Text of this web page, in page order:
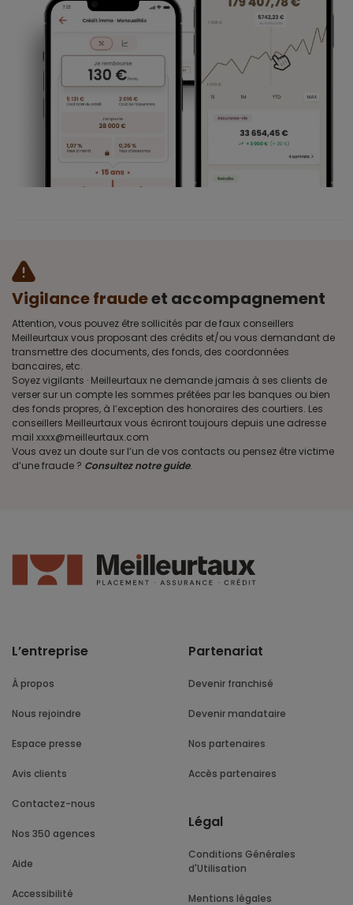
Vigilance fraudeet accompagnement
Attention, vous pouvez être sollicités par de faux conseillers
Meilleurtaux vous proposant des crédits et/ou vous demandant de
transmettre des documents, des fonds, des coordonnées
bancaires, etc.
Soyez vigilants · Meilleurtaux ne demande jamais à ses clients de
verser sur un compte les sommes prêtées par les banques ou bien
des fonds propres, à l’exception des honoraires des courtiers. Les
conseillers Meilleurtaux vous écriront toujours depuis une adresse
mail xxxx@meilleurtaux.com
Vous avez un doute sur l’un de vos contacts ou pensez être victime
d’une fraude ? Consultez notre guide.
L’entreprise
À propos
Nous rejoindre
Espace presse
Avis clients
Contactez-nous
Nos 350 agences
Aide
Accessibilité
Partenariat
Devenir franchisé
Devenir mandataire
Nos partenaires
Accès partenaires
Légal
Conditions Générales
d'Utilisation
Mentions légales